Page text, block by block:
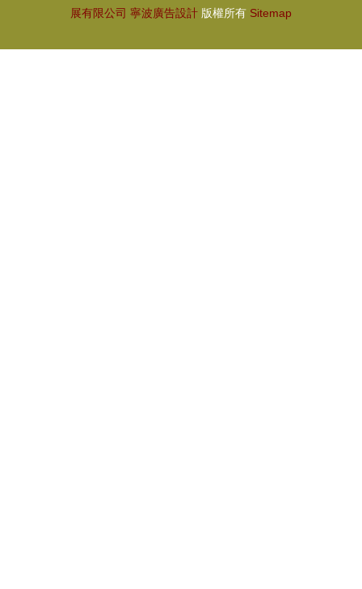
展有限公司 寧波廣告設計 版權所有 Sitemap